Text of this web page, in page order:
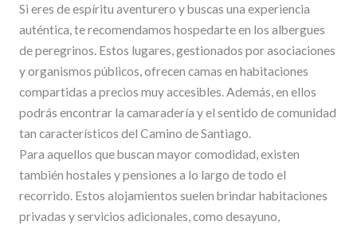
Si eres de espíritu aventurero y buscas una experiencia
auténtica, te recomendamos hospedarte en los albergues
de peregrinos. Estos lugares, gestionados por asociaciones
y organismos públicos, ofrecen camas en habitaciones
compartidas a precios muy accesibles. Además, en ellos
podrás encontrar la camaradería y el sentido de comunidad
tan característicos del Camino de Santiago.
Para aquellos que buscan mayor comodidad, existen
también hostales y pensiones a lo largo de todo el
recorrido. Estos alojamientos suelen brindar habitaciones
privadas y servicios adicionales, como desayuno,